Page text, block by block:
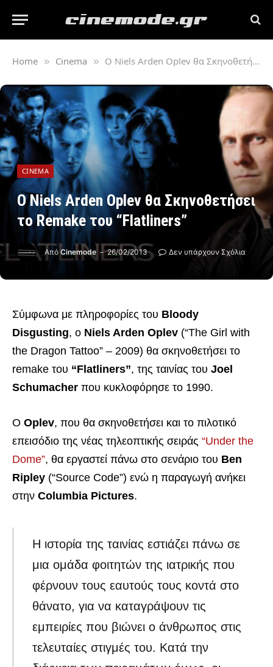
Home » Cinema » Ο Niels Arden Oplev θα Σκηνοθετήσει το Remake του “Flatliners”
CINEMA
Ο Niels Arden Oplev θα Σκηνοθετήσει
το Remake του “Flatliners”
Από Cinemode 26/02/2013 Δεν υπάρχουν Σχόλια
Σύμφωνα με πληροφορίες του Bloody
Disgusting, ο Niels Arden Oplev (“The Girl with
the Dragon Tattoo” – 2009) θα σκηνοθετήσει το
remake του “Flatliners”, της ταινίας του Joel
Schumacher που κυκλοφόρησε το 1990.
Ο Oplev, που θα σκηνοθετήσει και το πιλοτικό
επεισόδιο της νέας τηλεοπτικής σειράς “Under the
Dome”, θα εργαστεί πάνω στο σενάριο του Ben
Ripley (“Source Code”) ενώ η παραγωγή ανήκει
στην Columbia Pictures.
Η ιστορία της ταινίας εστιάζει πάνω σε
μια ομάδα φοιτητών της ιατρικής που
φέρνουν τους εαυτούς τους κοντά στο
θάνατο, για να καταγράψουν τις
εμπειρίες που βιώνει ο άνθρωπος στις
τελευταίες στιγμές του. Κατά την